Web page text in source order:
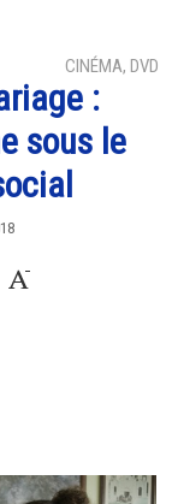
CINÉMA, DVD
:
sous le